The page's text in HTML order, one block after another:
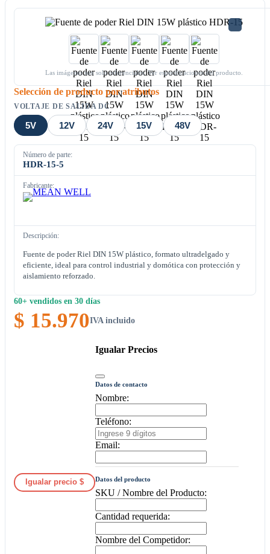
Las imágenes son solo referenciales. Ver especificaciones del producto.
Selección de producto por atributos
VOLTAJE DE SALIDA DC
5V 12V 24V 15V 48V
Número de parte:
HDR-15-5
Fabricante:
Descripción:
Fuente de poder Riel DIN 15W plástico, formato ultradelgado y
eficiente, ideal para control industrial y domótica con protección y
aislamiento reforzado.
60+ vendidos en 30 días
$ 15.970IVA incluido
Igualar precio $
Igualar Precios
Datos de contacto
Nombre:
Teléfono:
Email:
Datos del producto
SKU / Nombre del Producto:
Cantidad requerida:
Nombre del Competidor: